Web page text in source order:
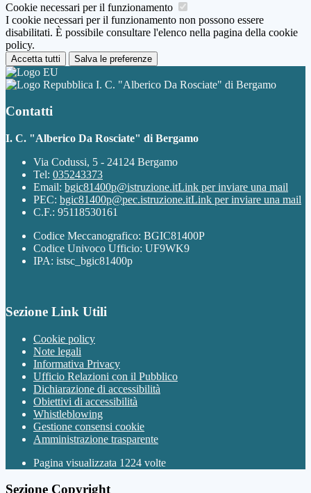
Cookie necessari per il funzionamento
I cookie necessari per il funzionamento non possono essere
disabilitati. È possibile consultare l'elenco nella pagina della cookie
policy.
Accetta tutti Salva le preferenze
I. C. "Alberico Da Rosciate" di Bergamo
Contatti
I. C. "Alberico Da Rosciate" di Bergamo
Via Codussi, 5 - 24124 Bergamo
Tel: 035243373
Email: bgic81400p@istruzione.itLink per inviare una mail
PEC: bgic81400p@pec.istruzione.itLink per inviare una mail
C.F.: 95118530161
Codice Meccanografico: BGIC81400P
Codice Univoco Ufficio: UF9WK9
IPA: istsc_bgic81400p
Sezione Link Utili
Cookie policy
Note legali
Informativa Privacy
Ufficio Relazioni con il Pubblico
Dichiarazione di accessibilità
Obiettivi di accessibilità
Whistleblowing
Gestione consensi cookie
Amministrazione trasparente
Pagina visualizzata 1224 volte
Sezione Copyright